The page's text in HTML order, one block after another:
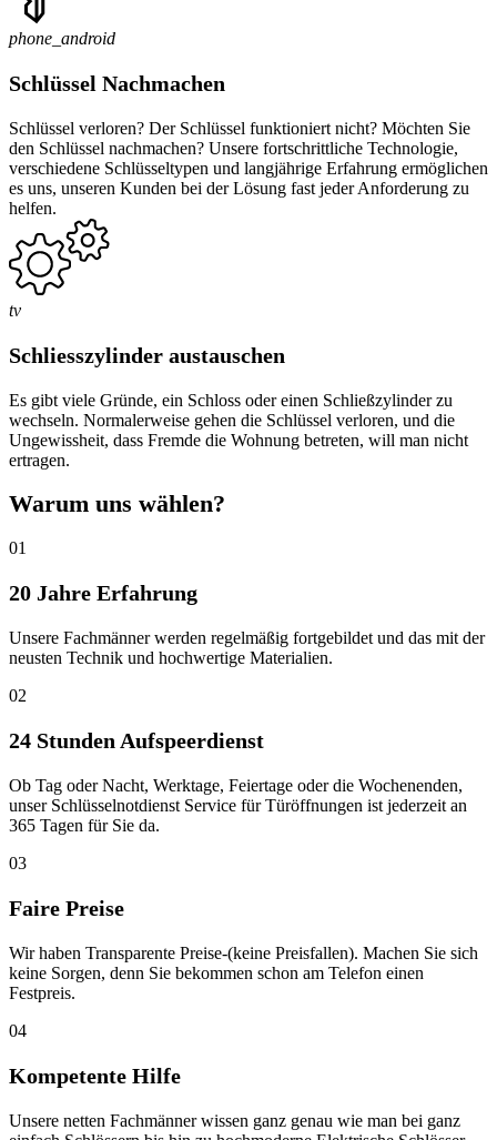
phone_android
Schlüssel Nachmachen
Schlüssel verloren? Der Schlüssel funktioniert nicht? Möchten Sie
den Schlüssel nachmachen? Unsere fortschrittliche Technologie,
verschiedene Schlüsseltypen und langjährige Erfahrung ermöglichen
es uns, unseren Kunden bei der Lösung fast jeder Anforderung zu
helfen.
tv
Schliesszylinder austauschen
Es gibt viele Gründe, ein Schloss oder einen Schließzylinder zu
wechseln. Normalerweise gehen die Schlüssel verloren, und die
Ungewissheit, dass Fremde die Wohnung betreten, will man nicht
ertragen.
Warum uns wählen?
01
20 Jahre Erfahrung
Unsere Fachmänner werden regelmäßig fortgebildet und das mit der
neusten Technik und hochwertige Materialien.
02
24 Stunden Aufspeerdienst
Ob Tag oder Nacht, Werktage, Feiertage oder die Wochenenden,
unser Schlüsselnotdienst Service für Türöffnungen ist jederzeit an
365 Tagen für Sie da.
03
Faire Preise
Wir haben Transparente Preise-(keine Preisfallen). Machen Sie sich
keine Sorgen, denn Sie bekommen schon am Telefon einen
Festpreis.
04
Kompetente Hilfe
Unsere netten Fachmänner wissen ganz genau wie man bei ganz